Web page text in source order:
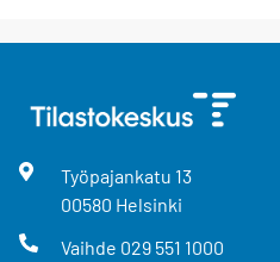
Työpajankatu 13
00580 Helsinki
Vaihde 029 551 1000